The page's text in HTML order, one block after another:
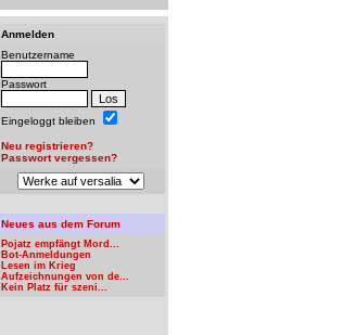
Anmelden
Benutzername
Passwort
Eingeloggt bleiben
Neu registrieren?
Passwort vergessen?
Neues aus dem Forum
Pojatz empfängt Mord...
Bot-Anmeldungen
Lesen im Krieg
Aufzeichnungen von de...
Kein Platz für szeni...